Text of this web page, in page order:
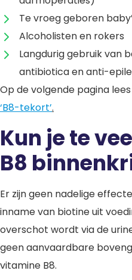
Te vroeg geboren
Alcoholisten en rokers
Langdurig gebruik van
antibiotica en anti-
Op de volgende pagina
‘B8-tekort’.
Kun je te
B8
Er zijn geen nadelige
inname van biotine uit
overschot wordt via de
geen aanvaardbare
vitamine B8.